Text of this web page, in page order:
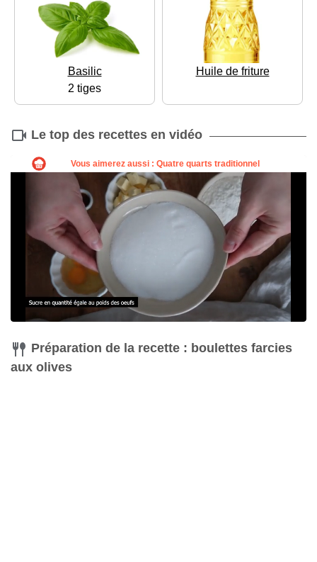
Basilic
2 tiges
Huile de friture
Le top des recettes en vidéo
Préparation de la recette : boulettes farcies
aux olives